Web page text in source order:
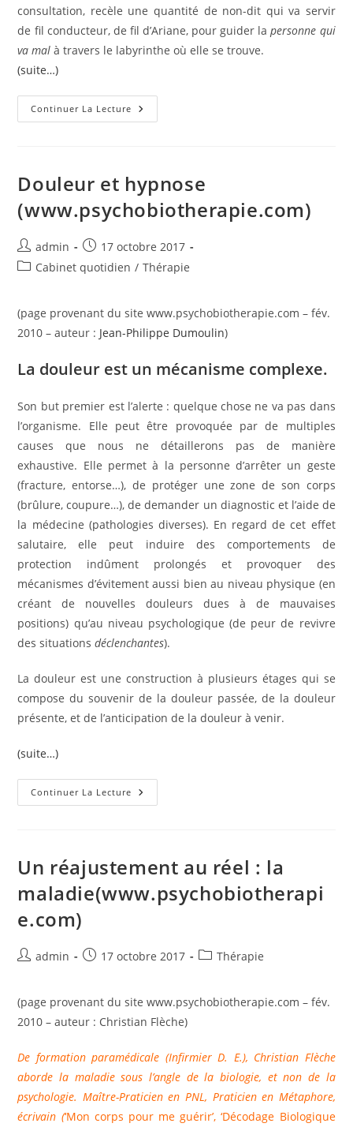
consultation, recèle une quantité de non-dit qui va servir
de fil conducteur, de fil d’Ariane, pour guider lapersonne qui
va mal à travers le labyrinthe où elle se trouve.
(suite…)
Continuer La Lecture Je
Vais
Douleur et hypnose
(www.psychobiotherapie.com)
Auteur/autrice
de
admin
Publication
publiée :
17 octobre 2017
PostCabinet quotidien / Thérapie
(page provenant du site www.psychobiotherapie.com – fév.
2010 – auteur : Jean-Philippe Dumoulin)
La douleur est un mécanisme complexe.
Son but premier est l’alerte : quelque chose ne va pas dans
l’organisme. Elle peut être provoquée par de multiples
causes que nous ne détaillerons pas de manière
exhaustive. Elle permet à la personne d’arrêter un geste
(fracture, entorse…), de protéger une zone de son corps
(brûlure, coupure…), de demander un diagnostic et l’aide de
la médecine (pathologies diverses). En regard de cet effet
salutaire, elle peut induire des comportements de
protection indûment prolongés et provoquer des
mécanismes d’évitement aussi bien au niveau physique (en
créant de nouvelles douleurs dues à de mauvaises
positions) qu’au niveau psychologique (de peur de revivre
des situationsdéclenchantes).
La douleur est une construction à plusieurs étages qui se
compose du souvenir de la douleur passée, de la douleur
présente, et de l’anticipation de la douleur à venir.
(suite…)
Continuer La Lecture Douleur
Et
Un réajustement au réel : la
maladie(www.psychobiotherapi
e.com)
Auteur/autrice
publication :
admin
Publication
17 octobre 2017
PostThérapie
(page provenant du site www.psychobiotherapie.com – fév.
2010 – auteur : Christian Flèche)
De formation paramédicale (Infirmier D. E.), Christian Flèche
aborde la maladie sous l’angle de la biologie, et non de la
psychologie. Maître-Praticien en PNL, Praticien en Métaphore,
écrivain (‘Mon corps pour me guérir’, ‘Décodage Biologique